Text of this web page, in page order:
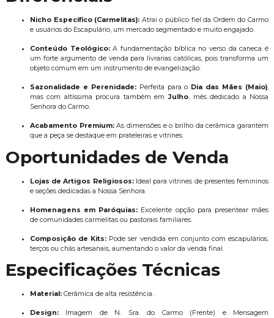
Nicho Específico (Carmelitas): Atrai o público fiel da Ordem do Carmo
e usuários do Escapulário, um mercado segmentado e muito engajado.
Conteúdo Teológico:A fundamentação bíblica no verso da caneca é
um forte argumento de venda para livrarias católicas, pois transforma um
objeto comum em um instrumento de evangelização.
Sazonalidade e Perenidade:Perfeita para o Dia das Mães (Maio),
mas com altíssima procura também emJulho, mês dedicado a Nossa
Senhora do Carmo.
Acabamento Premium:As dimensões e o brilho da cerâmica garantem
que a peça se destaque em prateleiras e vitrines.
Oportunidades de Venda
Lojas de Artigos Religiosos:Ideal para vitrines de presentes femininos
e seções dedicadas a Nossa Senhora.
Homenagens em Paróquias: Excelente opção para presentear mães
de comunidades carmelitas ou pastorais familiares.
Composição de Kits: Pode ser vendida em conjunto com escapulários,
terços ou chás artesanais, aumentando o valor da venda final.
Especificações Técnicas
Material:Cerâmica de alta resistência.
Design:Imagem de N. Sra. do Carmo (Frente) e Mensagem